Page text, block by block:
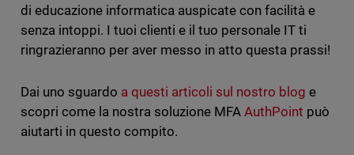
di educazione informatica auspicate con facilità e
senza intoppi. I tuoi clienti e il tuo personale IT ti
ringrazieranno per aver messo in atto questa prassi!
Dai uno sguardo a questi articoli sul nostro blog e
scopri come la nostra soluzione MFAAuthPoint può
aiutarti in questo compito.